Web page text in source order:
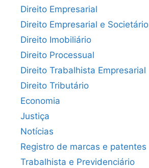
Direito Empresarial
Direito Empresarial e Societário
Direito Imobiliário
Direito Processual
Direito Trabalhista Empresarial
Direito Tributário
Economia
Justiça
Notícias
Registro de marcas e patentes
Trabalhista e Previdenciário